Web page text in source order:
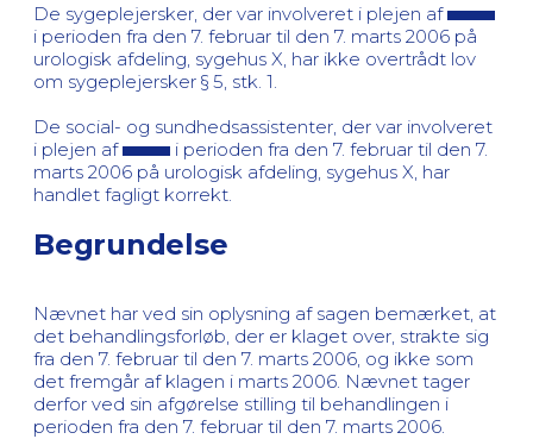
De sygeplejersker, der var involveret i plejen af
i perioden fra den 7. februar til den 7. marts 2006 på
urologisk afdeling, sygehus X, har ikke overtrådt lov
om sygeplejersker § 5, stk. 1.
De social- og sundhedsassistenter, der var involveret
i plejen af
i perioden fra den 7. februar til den 7.
marts 2006 på urologisk afdeling, sygehus X, har
handlet fagligt korrekt.
Begrundelse
Nævnet har ved sin oplysning af sagen bemærket, at
det behandlingsforløb, der er klaget over, strakte sig
fra den 7. februar til den 7. marts 2006, og ikke som
det fremgår af klagen i marts 2006. Nævnet tager
derfor ved sin afgørelse stilling til behandlingen i
perioden fra den 7. februar til den 7. marts 2006.